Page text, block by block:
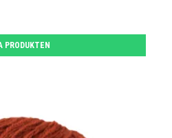
PRODUKTEN